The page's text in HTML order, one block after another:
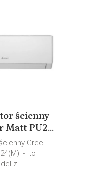
ścienny
Matt PU2...
Gree
- to
z